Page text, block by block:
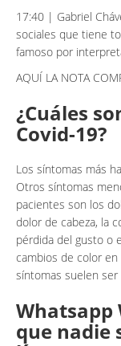
17:40 | Gabriel
sociales que tiene
famoso por
AQUÍ LA NOTA
¿Cuáles
Covid-19?
Los síntomas más
Otros síntomas
pacientes son los
dolor de cabeza, la
pérdida del gusto o
cambios de color
síntomas suelen ser
Whatsapp
que nadie